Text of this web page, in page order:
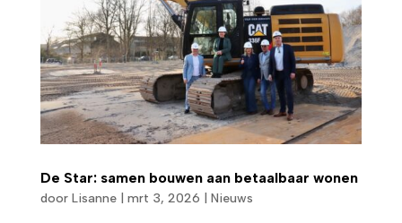
De Star: samen bouwen aan betaalbaar wonen
door Lisanne| mrt 3, 2026 Nieuws